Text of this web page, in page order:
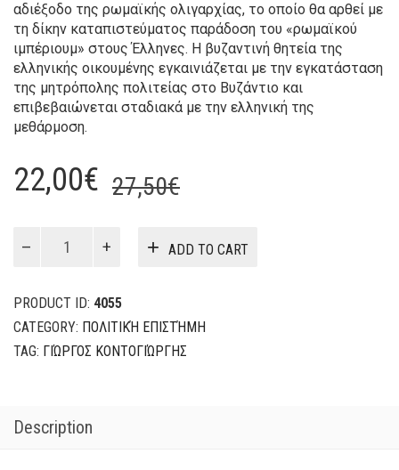
αδιέξοδο της ρωμαϊκής ολιγαρχίας, το οποίο θα αρθεί με
τη δίκην καταπιστεύματος παράδοση του «ρωμαϊκού
ιμπέριουμ» στους Έλληνες. Η βυζαντινή θητεία της
ελληνικής οικουμένης εγκαινιάζεται με την εγκατάσταση
της μητρόπολης πολιτείας στο Βυζάντιο και
επιβεβαιώνεται σταδιακά με την ελληνική της
μεθάρμοση.
27,50€Original
was:
22,00€
Current
is:
ΕΛΛΗΝΙΚΟ
(ΤΟΜΟΣ
Γ’)
quantity
ADD TO CART
PRODUCT ID: 4055
CATEGORY: ΠΟΛΙΤΙΚΉ ΕΠΙΣΤΉΜΗ
TAG: ΓΙΏΡΓΟΣ ΚΟΝΤΟΓΙΏΡΓΗΣ
Description